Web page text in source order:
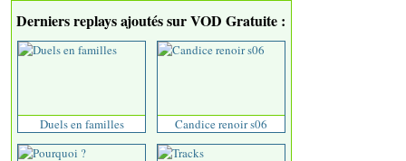
Derniers replays ajoutés sur VOD Gratuite :
Duels en familles Candice renoir s06